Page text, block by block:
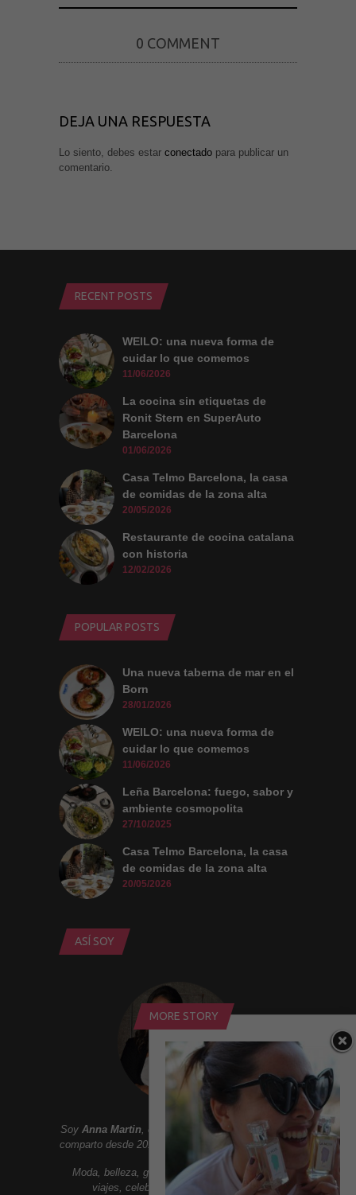
0 COMMENT
DEJA UNA RESPUESTA
Lo siento, debes estar conectado para publicar un
comentario.
MORE STORY
RECENT POSTS
WEILO: una nueva forma de
cuidar lo que comemos
11/06/2026
La cocina sin etiquetas de
Ronit Stern en SuperAuto
Barcelona
01/06/2026
Casa Telmo Barcelona, la casa
de comidas de la zona alta
20/05/2026
Restaurante de cocina catalana
con historia
12/02/2026
POPULAR POSTS
Una nueva taberna de mar en el
Born
28/01/2026
WEILO: una nueva forma de
cuidar lo que comemos
11/06/2026
Leña Barcelona: fuego, sabor y
ambiente cosmopolita
27/10/2025
Casa Telmo Barcelona, la casa
de comidas de la zona alta
20/05/2026
ASÍ SOY
Soy Anna Martin, creadora de Addict Smile . Aqui
comparto desde 2010 un lifestyle lleno de sonrisas:
Moda, belleza, gastronomia, tendencias, ocio,
viajes, celebrities, lujo y mucho mas.
desaparecerán
mientras visitas
posibilidad de